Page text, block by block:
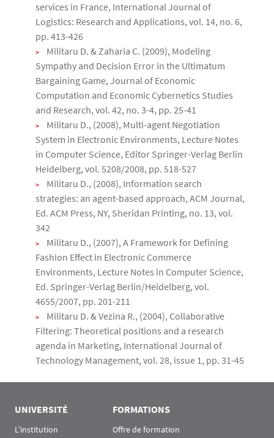
services in France, International Journal of
Logistics: Research and Applications, vol. 14, no. 6,
pp. 413-426
Militaru D. & Zaharia C. (2009), Modeling
Sympathy and Decision Error in the Ultimatum
Bargaining Game, Journal of Economic
Computation and Economic Cybernetics Studies
and Research, vol. 42, no. 3-4, pp. 25-41
Militaru D., (2008), Multi-agent Negotiation
System in Electronic Environments, Lecture Notes
in Computer Science, Editor Springer-Verlag Berlin
Heidelberg, vol. 5208/2008, pp. 518-527
Militaru D., (2008), Information search
strategies: an agent-based approach, ACM Journal,
Ed. ACM Press, NY, Sheridan Printing, no. 13, vol.
342
Militaru D., (2007), A Framework for Defining
Fashion Effect in Electronic Commerce
Environments, Lecture Notes in Computer Science,
Ed. Springer-Verlag Berlin/Heidelberg, vol.
4655/2007, pp. 201-211
Militaru D. & Vezina R., (2004), Collaborative
Filtering: Theoretical positions and a research
agenda in Marketing, International Journal of
Technology Management, vol. 28, issue 1, pp. 31-45
UNIVERSITÉ
L'institution
FORMATIONS
Offre de formation